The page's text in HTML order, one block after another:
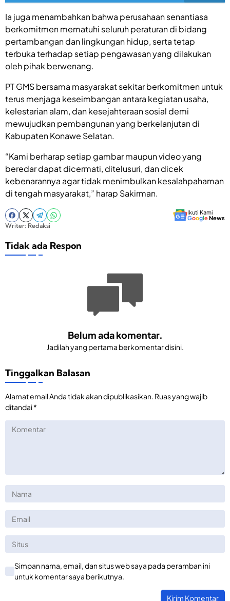
Ia juga menambahkan bahwa perusahaan senantiasa
berkomitmen mematuhi seluruh peraturan di bidang
pertambangan dan lingkungan hidup, serta tetap
terbuka terhadap setiap pengawasan yang dilakukan
oleh pihak berwenang.
PT GMS bersama masyarakat sekitar berkomitmen untuk
terus menjaga keseimbangan antara kegiatan usaha,
kelestarian alam, dan kesejahteraan sosial demi
mewujudkan pembangunan yang berkelanjutan di
Kabupaten Konawe Selatan.
“Kami berharap setiap gambar maupun video yang
beredar dapat dicermati, ditelusuri, dan dicek
kebenarannya agar tidak menimbulkan kesalahpahaman
di tengah masyarakat,” harap Sakirman.
Ikuti Kami
GoogleNews
Writer: Redaksi
Tidak ada Respon
Belum ada komentar.
Jadilah yang pertama berkomentar disini.
Tinggalkan Balasan
Alamat email Anda tidak akan dipublikasikan. Ruas yang wajib
ditandai*
Simpan nama, email, dan situs web saya pada peramban ini
untuk komentar saya berikutnya.